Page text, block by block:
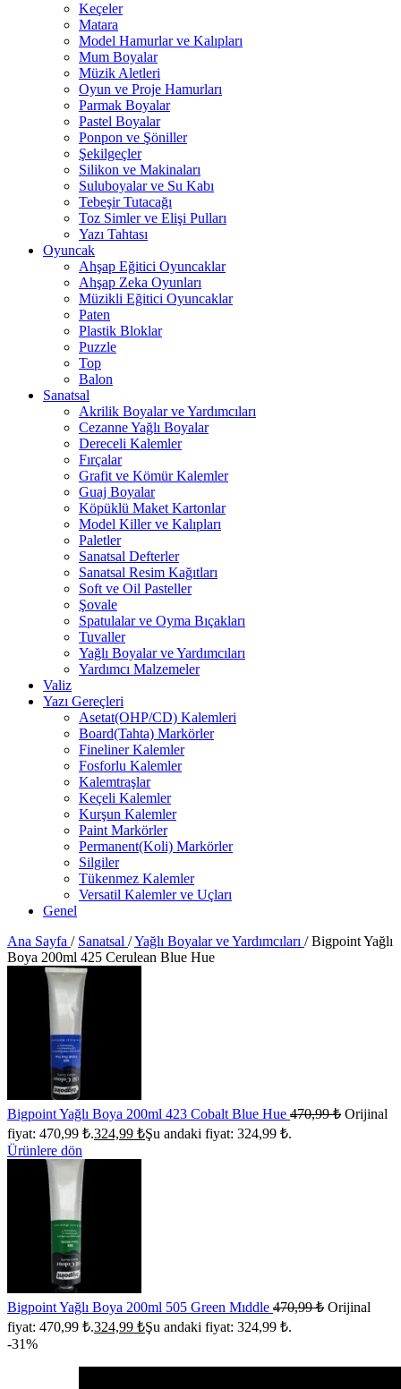
Keçeler
Matara
Model Hamurlar ve Kalıpları
Mum Boyalar
Müzik Aletleri
Oyun ve Proje Hamurları
Parmak Boyalar
Pastel Boyalar
Ponpon ve Şöniller
Şekilgeçler
Silikon ve Makinaları
Suluboyalar ve Su Kabı
Tebeşir Tutacağı
Toz Simler ve Elişi Pulları
Yazı Tahtası
Oyuncak
Ahşap Eğitici Oyuncaklar
Ahşap Zeka Oyunları
Müzikli Eğitici Oyuncaklar
Paten
Plastik Bloklar
Puzzle
Top
Balon
Sanatsal
Akrilik Boyalar ve Yardımcıları
Cezanne Yağlı Boyalar
Dereceli Kalemler
Fırçalar
Grafit ve Kömür Kalemler
Guaj Boyalar
Köpüklü Maket Kartonlar
Model Killer ve Kalıpları
Paletler
Sanatsal Defterler
Sanatsal Resim Kağıtları
Soft ve Oil Pasteller
Şovale
Spatulalar ve Oyma Bıçakları
Tuvaller
Yağlı Boyalar ve Yardımcıları
Yardımcı Malzemeler
Valiz
Yazı Gereçleri
Asetat(OHP/CD) Kalemleri
Board(Tahta) Markörler
Fineliner Kalemler
Fosforlu Kalemler
Kalemtraşlar
Keçeli Kalemler
Kurşun Kalemler
Paint Markörler
Permanent(Koli) Markörler
Silgiler
Tükenmez Kalemler
Versatil Kalemler ve Uçları
Genel
Ana Sayfa / Sanatsal /Yağlı Boyalar ve Yardımcıları / Bigpoint Yağlı
Boya 200ml 425 Cerulean Blue Hue
Bigpoint Yağlı Boya 200ml 423 Cobalt Blue Hue 470,99₺ Orijinal
fiyat: 470,99 ₺.324,99 ₺Şu andaki fiyat: 324,99 ₺.
Ürünlere dön
Bigpoint Yağlı Boya 200ml 505 Green Mıddle 470,99₺ Orijinal
fiyat: 470,99 ₺.324,99 ₺Şu andaki fiyat: 324,99 ₺.
-31%